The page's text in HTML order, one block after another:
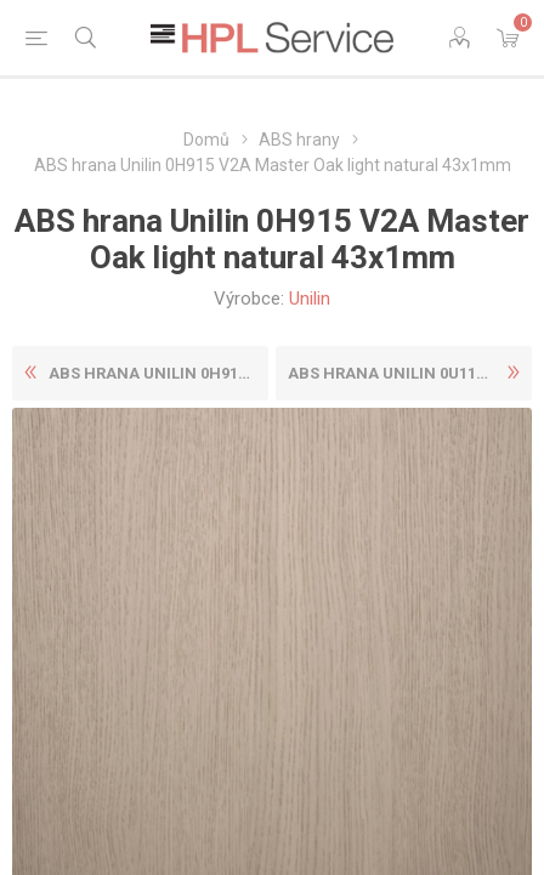
0
Domů
ABS hrany
ABS hrana Unilin 0H915 V2A Master Oak light natural 43x1mm
ABS hrana Unilin 0H915 V2A Master
Oak light natural 43x1mm
Výrobce: Unilin
ABS HRANA UNILIN 0H915 V2A ... ABS HRANA UNILIN 0U115 CST ...